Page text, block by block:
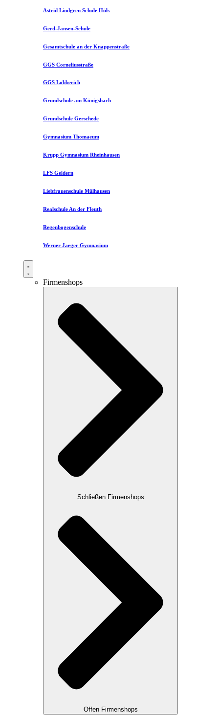
Astrid Lindgren Schule Hüls
Gerd-Jansen-Schule
Gesamtschule an der Knappenstraße
GGS Corneliusstraße
GGS Lobberich
Grundschule am Königsbach
Grundschule Gerschede
Gymnasium Thomaeum
Krupp Gymnasium Rheinhausen
LFS Geldern
Liebfrauenschule Mülhausen​
Realschule An der Fleuth
Regenbogenschule
Werner Jaeger Gymnasium
Firmenshops
Schließen Firmenshops
Offen Firmenshops